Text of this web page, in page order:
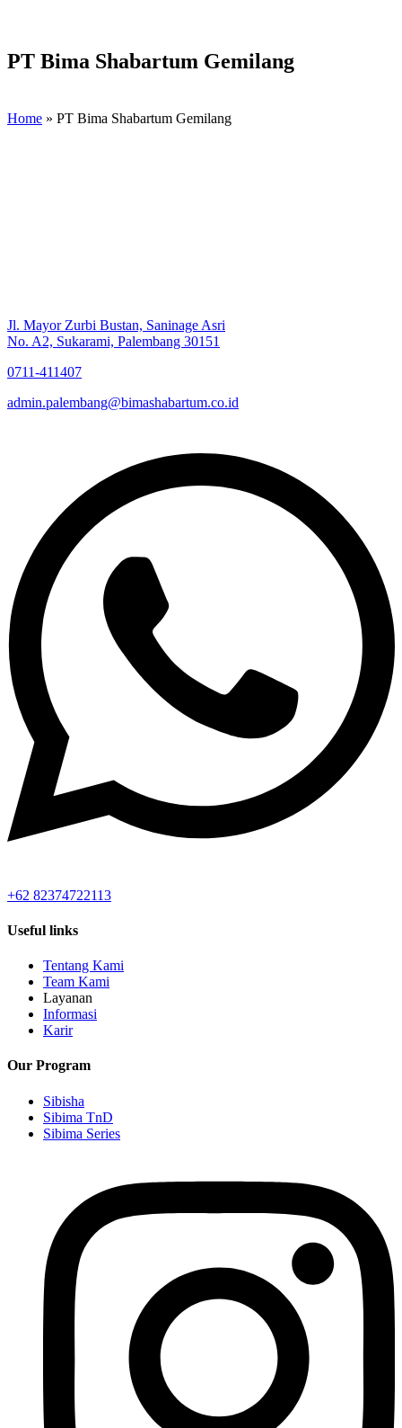
Home » PT Bima Shabartum Gemilang
PT Bima Shabartum Gemilang
Jl. Mayor Zurbi Bustan, Saninage Asri
No. A2, Sukarami, Palembang 30151
0711-411407
admin.palembang@bimashabartum.co.id
+62 82374722113
Useful links
Tentang Kami
Team Kami
Layanan
Informasi
Karir
Our Program
Sibisha
Sibima TnD
Sibima Series